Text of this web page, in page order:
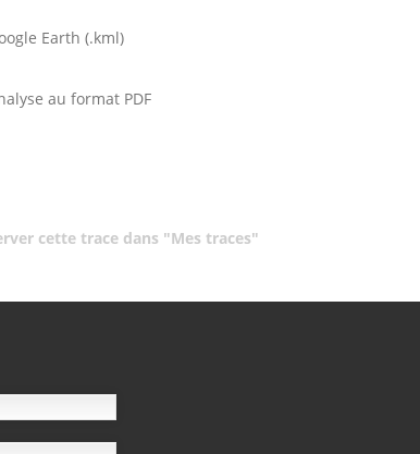
Earth (.kml)
au format PDF
cette trace dans "Mes traces"